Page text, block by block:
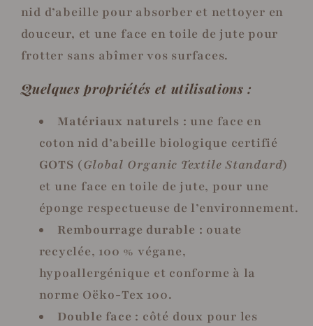
nid d’abeille pour absorber et nettoyer en
douceur, et une face en toile de jute pour
frotter sans abîmer vos surfaces.
Quelques propriétés et utilisations :
Matériaux naturels : une face en
coton nid d’abeille biologique certifié
GOTS (Global Organic Textile Standard)
et une face en toile de jute, pour une
éponge respectueuse de l’environnement.
Rembourrage durable : ouate
recyclée, 100 % végane,
hypoallergénique et conforme à la
norme Oëko-Tex 100.
Double face : côté doux pour les